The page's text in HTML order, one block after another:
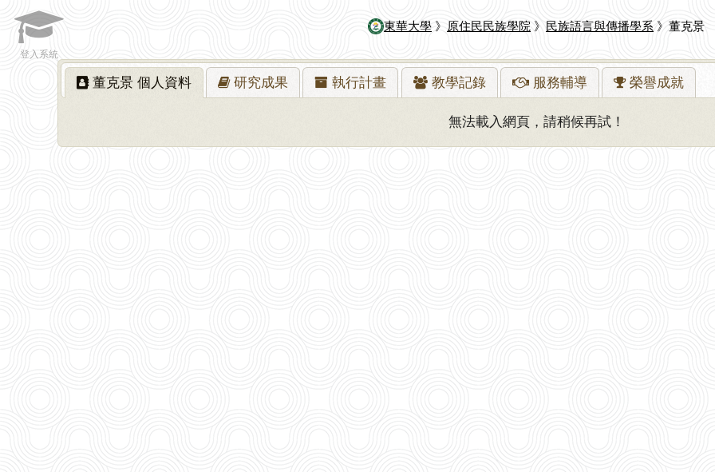
東華大學 》 原住民民族學院 》 民族語言與傳播學系 》董克景
登入系統
董克景 個人資料 研究成果 執行計畫 教學記錄 服務輔導 榮譽成就
無法載入網頁，請稍候再試！